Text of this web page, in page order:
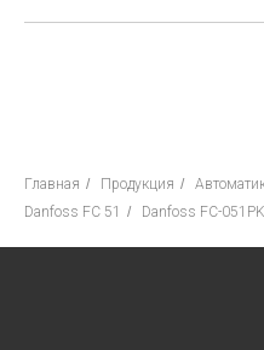
Главная / Продукция /
Danfoss FC 51
/ Danfoss FC-